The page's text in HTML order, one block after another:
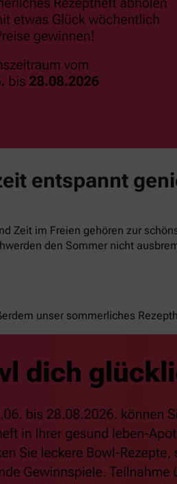
entspannt
Zeit im Freien gehören zur
den Sommer nicht
unser sommerliches